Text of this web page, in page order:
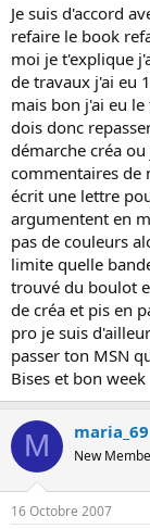
Je suis d'accord
refaire le book
moi je t'explique
de travaux j'ai eu
mais bon j'ai eu
dois donc
démarche créa
commentaires de
écrit une lettre
argumentent en
pas de couleurs
limite quelle
trouvé du boulot
de créa et pis en
pro je suis
passer ton MSN
Bises et bon week
M maria_69
New
16 Octobre 2007